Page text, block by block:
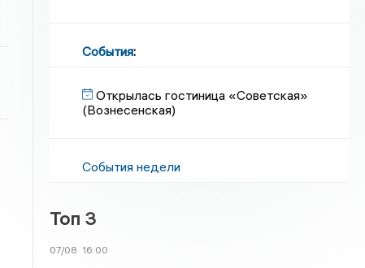
События:
Открылась гостиница «Советская»
(Вознесенская)
События недели
Топ 3
07/08 16:00